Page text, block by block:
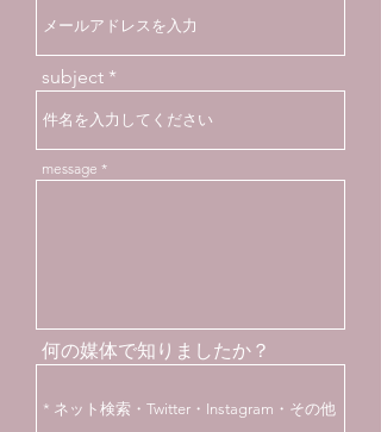
subject
message
何の媒体で知りましたか？